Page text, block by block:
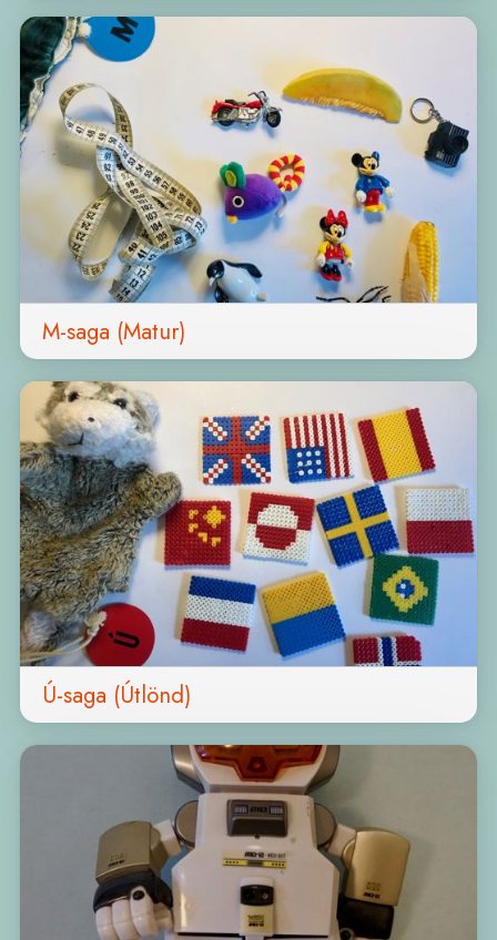
M-saga (Matur)
Ú-saga (Útlönd)